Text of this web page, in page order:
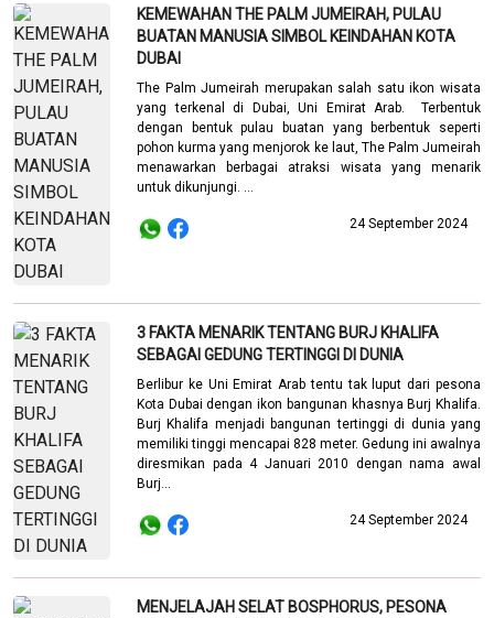
KEMEWAHAN THE PALM JUMEIRAH, PULAU
BUATAN MANUSIA SIMBOL KEINDAHAN KOTA
DUBAI
The Palm Jumeirah merupakan salah satu ikon wisata
yang terkenal di Dubai, Uni Emirat Arab. Terbentuk
dengan bentuk pulau buatan yang berbentuk seperti
pohon kurma yang menjorok ke laut, The Palm Jumeirah
menawarkan berbagai atraksi wisata yang menarik
untuk dikunjungi. ...
24 September 2024
3 FAKTA MENARIK TENTANG BURJ KHALIFA
SEBAGAI GEDUNG TERTINGGI DI DUNIA
Berlibur ke Uni Emirat Arab tentu tak luput dari pesona
Kota Dubai dengan ikon bangunan khasnya Burj Khalifa.
Burj Khalifa menjadi bangunan tertinggi di dunia yang
memiliki tinggi mencapai 828 meter. Gedung ini awalnya
diresmikan pada 4 Januari 2010 dengan nama awal
Burj...
24 September 2024
MENJELAJAH SELAT BOSPHORUS, PESONA